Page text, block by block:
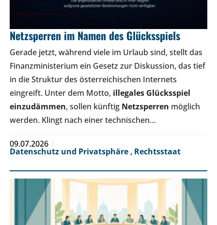
Netzsperren im Namen des Glücksspiels
Gerade jetzt, während viele im Urlaub sind, stellt das
Finanzministerium ein Gesetz zur Diskussion, das tief
in die Struktur des österreichischen Internets
eingreift. Unter dem Motto, illegales Glücksspiel
einzudämmen, sollen künftig Netzsperren möglich
werden. Klingt nach einer technischen…
09.07.2026
Datenschutz und Privatsphäre , Rechtsstaat